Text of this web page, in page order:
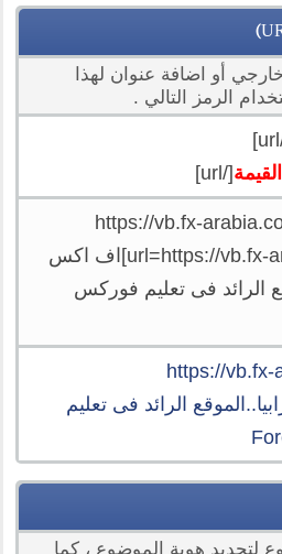
أو اضافة عنوان لهذا
الرمز التالي .
القيمة[/url]
[url=https://vb.fx-arabia.com]اف اكس
الرائد فى تعليم فوركس
https://vb.fx-
الرائد فى تعليم
لتحديد هوية الموضوع ، كما